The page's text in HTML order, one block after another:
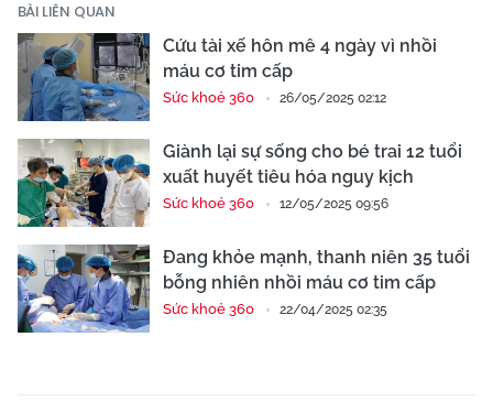
BÀI LIÊN QUAN
Cứu tài xế hôn mê 4 ngày vì nhồi
máu cơ tim cấp
Sức khoẻ 360 26/05/2025 02:12
Giành lại sự sống cho bé trai 12 tuổi
xuất huyết tiêu hóa nguy kịch
Sức khoẻ 360 12/05/2025 09:56
Đang khỏe mạnh, thanh niên 35 tuổi
bỗng nhiên nhồi máu cơ tim cấp
Sức khoẻ 360 22/04/2025 02:35